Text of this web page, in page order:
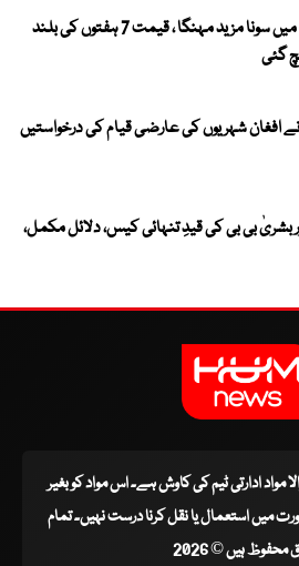
عالمی مارکیٹ میں سونا مزید مہنگا ، قیمت 7 ہفتوں کی بلند
گئی
نے افغان شہریوں کی عارضی قیام کی درخواستیں
بشریٰ بی بی کی قیدِ تنہائی کیس، دلائل مکمل،
مواد ادارتی ٹیم کی کاوش ہے۔ اس مواد کو بغیر
استعمال یا نقل کرنا درست نہیں۔ تمام
ہیں © 2026